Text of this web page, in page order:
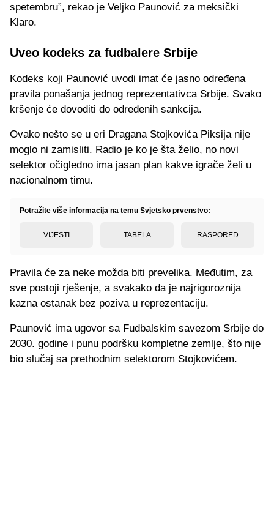
spetembru”, rekao je Veljko Paunović za meksički
Klaro.
Uveo kodeks za fudbalere Srbije
Kodeks koji Paunović uvodi imat će jasno određena
pravila ponašanja jednog reprezentativca Srbije. Svako
kršenje će dovoditi do određenih sankcija.
Ovako nešto se u eri Dragana Stojkovića Piksija nije
moglo ni zamisliti. Radio je ko je šta želio, no novi
selektor očigledno ima jasan plan kakve igrače želi u
nacionalnom timu.
Potražite više informacija na temu Svjetsko prvenstvo:
VIJESTI TABELA RASPORED
Pravila će za neke možda biti prevelika. Međutim, za
sve postoji rješenje, a svakako da je najrigoroznija
kazna ostanak bez poziva u reprezentaciju.
Paunović ima ugovor sa Fudbalskim savezom Srbije do
2030. godine i punu podršku kompletne zemlje, što nije
bio slučaj sa prethodnim selektorom Stojkovićem.